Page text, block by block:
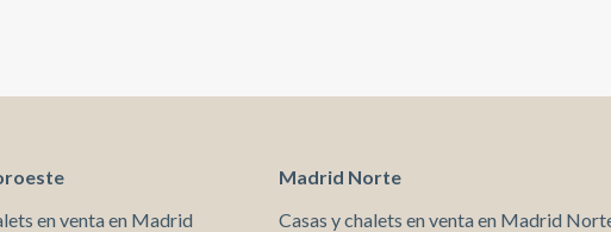
comercios, gastronomía, servicios y conexiones, en
informamos que:Índice de R.P.LL: 24,00 € / m2
Respecto a la presente propiedad no existe
certificado informativo estatal de referencia de
en venta en Madrid
Madrid Norte
Casas y chalets en venta en Madrid